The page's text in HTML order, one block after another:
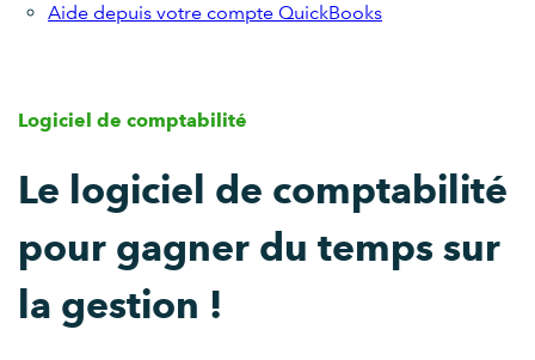
Aide depuis votre compte QuickBooks
Logiciel de comptabilité
Le logiciel de comptabilité
pour gagner du temps sur
la gestion !